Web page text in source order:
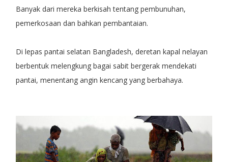
Banyak dari mereka berkisah tentang pembunuhan,
pemerkosaan dan bahkan pembantaian.
Di lepas pantai selatan Bangladesh, deretan kapal nelayan
berbentuk melengkung bagai sabit bergerak mendekati
pantai, menentang angin kencang yang berbahaya.